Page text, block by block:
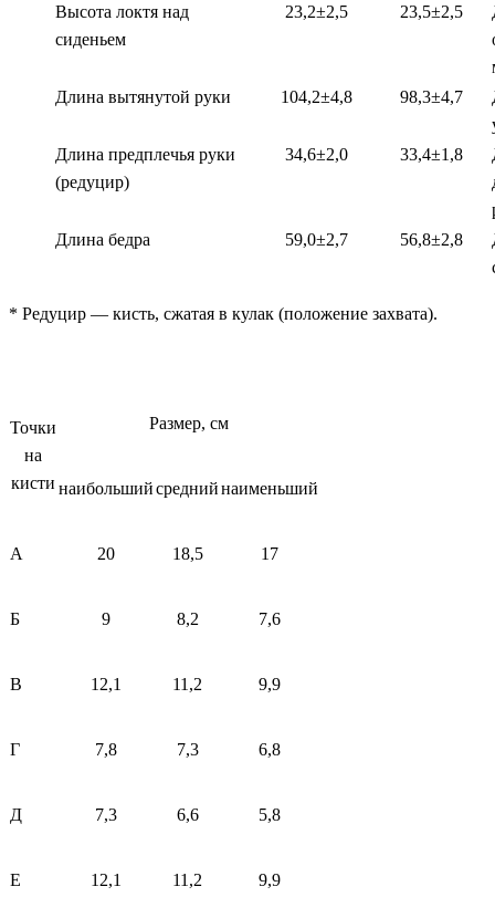
Высота локтя над
сиденьем
23,2±2,5 23,5±2,5
Длина вытянутой руки
104,2±4,8 98,3±4,7
Длина предплечья руки
(редуцир)
34,6±2,0 33,4±1,8
Длина бедра
59,0±2,7 56,8±2,8
* Редуцир — кисть, сжатая в кулак (положение захвата).
Точки
на
кисти
Размер, см
наибольшийсреднийнаименьший
А 20 18,5 17
Б 9 8,2 7,6
В 12,1 11,2 9,9
Г 7,8 7,3 6,8
Д 7,3 6,6 5,8
Е 12,1 11,2 9,9